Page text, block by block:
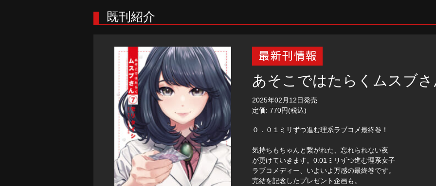
既刊紹介
あそこではたらくムスブ
2025年02月12日発売
定価: 770円(税込)
０．０１ミリずつ進む理系ラブコメ最終巻！
気持ちもちゃんと繋がれた、忘れられない夜
が更けていきます。0.01ミリずつ進む理系女子
ラブコメディー、いよいよ万感の最終巻です。
完結を記念したプレゼント企画も。